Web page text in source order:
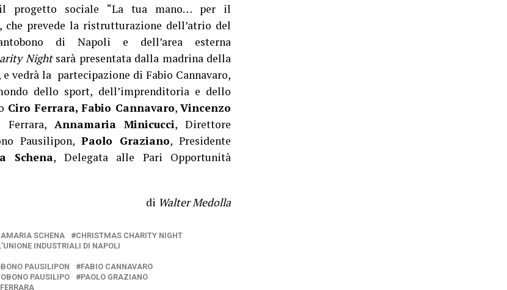
il progetto sociale “La tua mano… per il
che prevede la ristrutturazione dell’atrio del
di Napoli e dell’area esterna
Nightsarà presentata dalla madrina della
vedrà la partecipazione di Fabio Cannavaro,
dello sport, dell’imprenditoria e dello
Ciro Ferrara, Fabio Cannavaro,Vincenzo
Ferrara, Annamaria Minicucci, Direttore
Pausilipon, Paolo Graziano, Presidente
Schena, Delegata alle Pari Opportunità
di Walter Medolla
SCHENA
CHRISTMAS CHARITY NIGHT
INDUSTRIALI DI NAPOLI
PAUSILIPON
FABIO CANNAVARO
PAUSILIPO
PAOLO GRAZIANO